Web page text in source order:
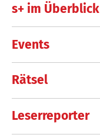
s+ im Überblick
Events
Rätsel
Leserreporter